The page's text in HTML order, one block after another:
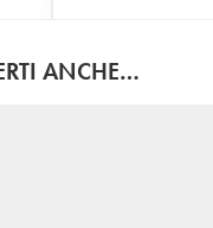
ANCHE…